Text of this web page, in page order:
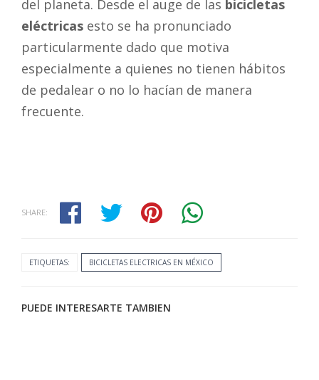
del planeta. Desde el auge de las bicicletas
eléctricas esto se ha pronunciado
particularmente dado que motiva
especialmente a quienes no tienen hábitos
de pedalear o no lo hacían de manera
frecuente.
SHARE:
ETIQUETAS: BICICLETAS ELECTRICAS EN MÉXICO
PUEDE INTERESARTE TAMBIEN